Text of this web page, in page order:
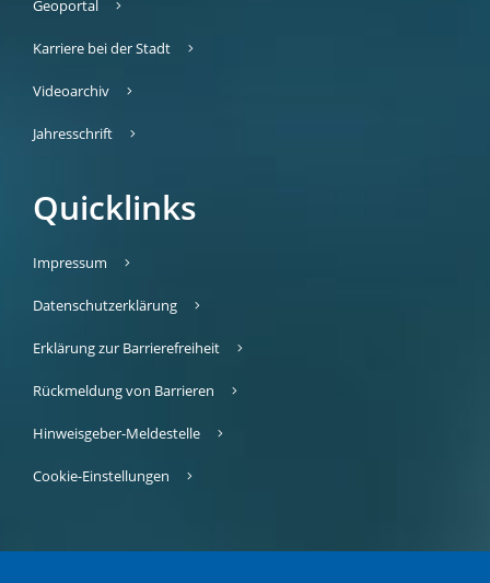
Geoportal
Karriere bei der Stadt
Videoarchiv
Jahresschrift
Quicklinks
Impressum
Datenschutzerklärung
Erklärung zur Barrierefreiheit
Rückmeldung von Barrieren
Hinweisgeber-Meldestelle
Cookie-Einstellungen